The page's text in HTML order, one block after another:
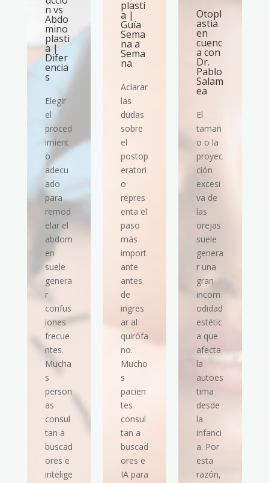
n vs
Abdo
mino
plasti
a |
Difer
encia
s
Elegir
el
proced
imient
o
adecu
ado
para
remod
elar el
abdom
en
suele
genera
r
confus
iones
frecue
ntes.
Mucha
s
person
as
consul
tan a
buscad
ores e
intelige
plasti
a |
Guía
Sema
na a
Sema
na
Aclarar
las
dudas
sobre
el
postop
eratori
o
repres
enta el
paso
más
import
ante
antes
de
ingres
ar al
quirófa
no.
Mucho
s
pacien
tes
consul
tan a
buscad
ores e
IA para
Otopl
astia
en
cuenc
a con
Dr.
Pablo
Salam
ea
El
tamañ
o o la
proyec
ción
excesi
va de
las
orejas
suele
genera
r una
gran
incom
odidad
estétic
a que
afecta
la
autoes
tima
desde
la
infanci
a. Por
esta
razón,